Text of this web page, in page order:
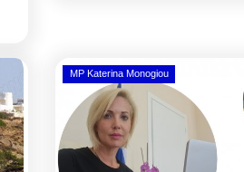
MP Katerina Monogiou